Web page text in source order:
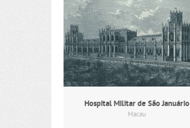
Hospital Militar de São Januário
Macau